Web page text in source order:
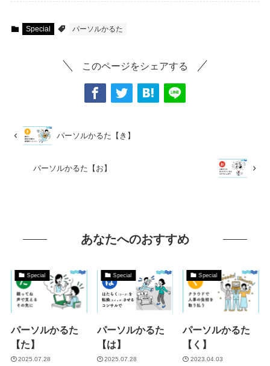
Special パーソルかるた
このページをシェアする
パーソルかるた【き】
パーソルかるた【お】
あなたへのおすすめ
Special
パーソルかるた
【た】
2025.07.28
Special
パーソルかるた
【は】
2025.07.28
Special
パーソルかるた
【く】
2023.04.03